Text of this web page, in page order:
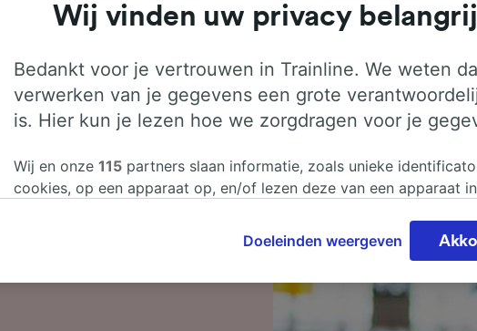
St-Malo naar
Wij vinden uw privacy
Bedankt voor je vertrouwen in Trainline. We weten
verwerken van je gegevens een grote
is. Hier kun je lezen hoe we zorgdragen voor je
Wij en onze 115 partners slaan informatie, zoals unieke
cookies, op een apparaat op, en/of lezen deze van een apparaat
wijzigen door hieronder te klikken. Daaronder valt ook je recht om
bezwaar te maken in alle gevallen dat er voor de verwerking een
elk moment wijzigen op de pagina met onze privacyverklaring.
keuzes worden aan onze partners doorgegeven en hebben geen
Doeleinden weergeven